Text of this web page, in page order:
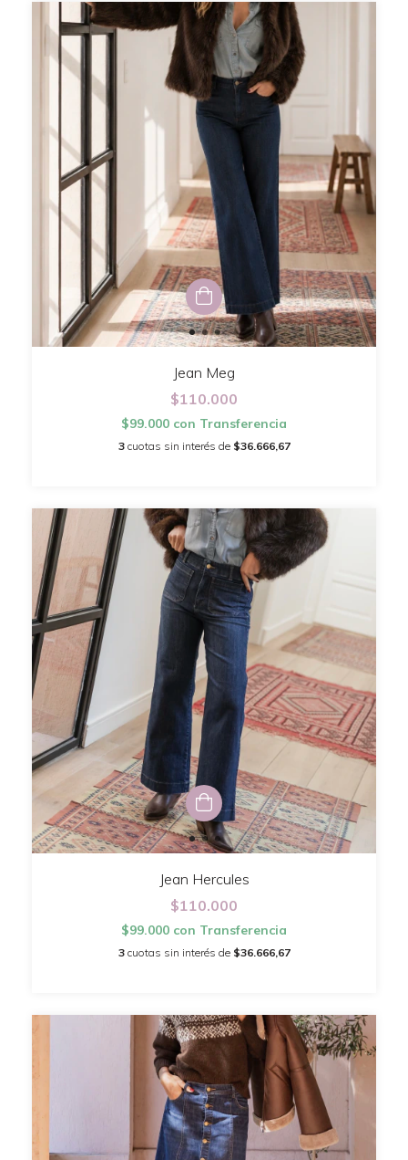
Jean Meg
$110.000
$99.000 con Transferencia
3 cuotas sin interés de $36.666,67
Jean Hercules
$110.000
$99.000 con Transferencia
3 cuotas sin interés de $36.666,67